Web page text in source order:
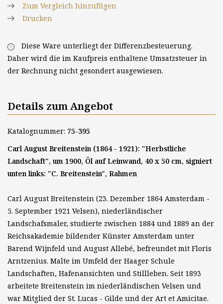
Zum Vergleich hinzufügen
Drucken
Diese Ware unterliegt der Differenzbesteuerung.
Daher wird die im Kaufpreis enthaltene Umsatzsteuer in
der Rechnung nicht gesondert ausgewiesen.
Details zum Angebot
Katalognummer: 75-395
Carl August Breitenstein (1864 - 1921): "Herbstliche
Landschaft", um 1900, Öl auf Leinwand, 40 x 50 cm, signiert
unten links: "C. Breitenstein", Rahmen
Carl August Breitenstein (23. Dezember 1864 Amsterdam -
5. September 1921 Velsen), niederländischer
Landschafsmaler, studierte zwischen 1884 und 1889 an der
Reichsakademie bildender Künster Amsterdam unter
Barend Wijnfeld und August Allebé, befreundet mit Floris
Arntzenius. Malte im Umfeld der Haager Schule
Landschaften, Hafenansichten und Stillleben. Seit 1893
arbeitete Breitenstein im niederländischen Velsen und
war Mitglied der St. Lucas - Gilde und der Art et Amicitae.